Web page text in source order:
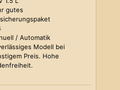
gutes
/ Automatik
Modell bei
Preis. Hohe